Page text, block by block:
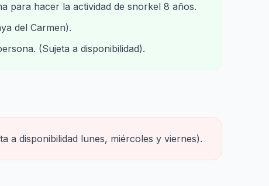
para hacer la actividad de snorkel 8 años.
del Carmen).
(Sujeta a disponibilidad).
a disponibilidad lunes, miércoles y viernes).